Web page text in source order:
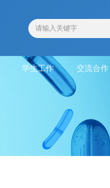
学生工作 交流合作